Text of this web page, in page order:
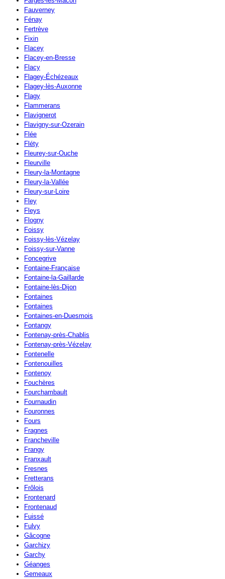
Fauverney
Fénay
Fertrève
Fixin
Flacey
Flacey-en-Bresse
Flacy
Flagey-Échézeaux
Flagey-lès-Auxonne
Flagy
Flammerans
Flavignerot
Flavigny-sur-Ozerain
Flée
Fléty
Fleurey-sur-Ouche
Fleurville
Fleury-la-Montagne
Fleury-la-Vallée
Fleury-sur-Loire
Fley
Fleys
Flogny
Foissy
Foissy-lès-Vézelay
Foissy-sur-Vanne
Foncegrive
Fontaine-Française
Fontaine-la-Gaillarde
Fontaine-lès-Dijon
Fontaines
Fontaines
Fontaines-en-Duesmois
Fontangy
Fontenay-près-Chablis
Fontenay-près-Vézelay
Fontenelle
Fontenouilles
Fontenoy
Fouchères
Fourchambault
Fournaudin
Fouronnes
Fours
Fragnes
Francheville
Frangy
Franxault
Fresnes
Fretterans
Frôlois
Frontenard
Frontenaud
Fuissé
Fulvy
Gâcogne
Garchizy
Garchy
Géanges
Gemeaux